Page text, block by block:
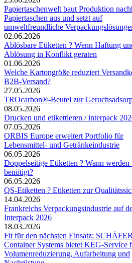
Papiertaschenwelt baut Produktion
Papiertaschen aus und setzt auf
umweltfreundliche
02.06.2026
Ablösbare Etiketten ? Wenn Haftung
Ablösung in Konflikt geraten
01.06.2026
Welche Kartongröße reduziert
B2B-Versand?
27.05.2026
TROcarbon®-Beutel zur
08.05.2026
Drucken und etikettieren / interpack
07.05.2026
ORBIS Europe erweitert Portfolio für
Lebensmittel- und Getränkeindustrie
06.05.2026
Doppelseitige Etiketten ? Wann werden
benötigt?
06.05.2026
QS-Etiketten ? Etiketten zur
14.04.2026
Frankreichs Verpackungsindustrie auf
Interpack 2026
18.03.2026
Fit für den nächsten Einsatz: SCHÄFER
Container Systems bietet KEG-Service
Volumenreduzierung, Aufarbeitung und